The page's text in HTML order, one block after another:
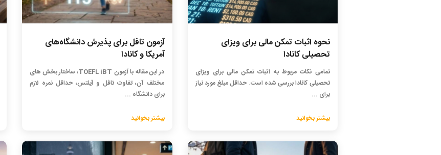
نحوه اثبات تمکن مالی برای ویزای
تحصیلی کانادا
تمامی نکات مربوط به اثبات تمکن مالی برای ویزای
تحصیلی کانادا بررسی شده است. حداقل مبلغ مورد نیاز
برای ...
بیشتر بخوانید
آزمون تافل برای پذیرش دانشگاه‌های
آمریکا و کانادا
در این مقاله با آزمون TOEFL iBT، ساختار بخش های
مختلف آن، تفاوت تافل و آیلتس، حداقل نمره لازم
برای دانشگاه ...
بیشتر بخوانید